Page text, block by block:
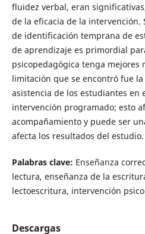
fluidez verbal, eran
de la eficacia de la intervención.
de identificación temprana de
de aprendizaje es primordial
psicopedagógica tenga
limitación que se encontró fue
asistencia de los estudiantes
intervención programado; esto
acompañamiento y puede ser
afecta los resultados del estudio.
Palabras clave: Enseñanza
lectura, enseñanza de la
lectoescritura, intervención
Descargas